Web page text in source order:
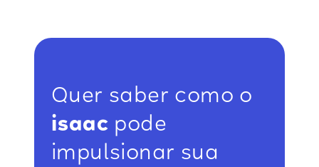
Quer saber como o
isaac pode
impulsionar sua